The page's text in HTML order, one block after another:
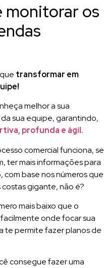
monitorar os
transformar em
melhor a sua
sua equipe, garantindo,
profunda e ágil.
comercial funciona, se
ter mais informações para
base nos números que
gigante, não é?
mais baixo que o
onde focar sua
te permite fazer planos de
consegue fazer uma